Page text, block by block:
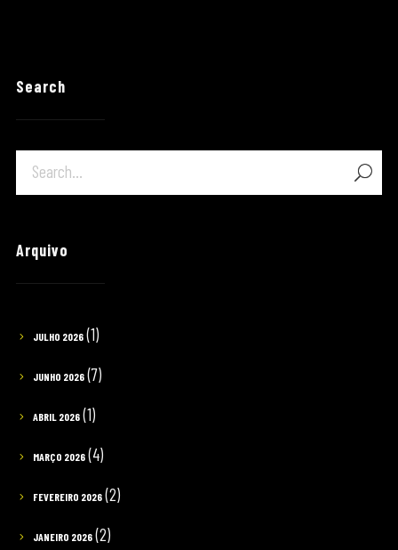
Search
Arquivo
JULHO 2026(1)
JUNHO 2026(7)
ABRIL 2026(1)
MARÇO 2026(4)
FEVEREIRO 2026(2)
JANEIRO 2026(2)